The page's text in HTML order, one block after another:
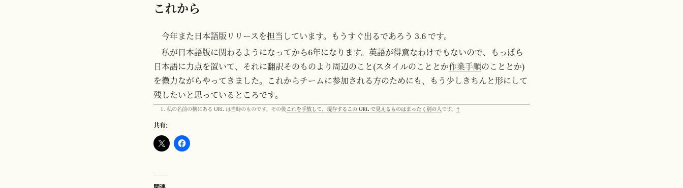
これから
今年また日本語版リリースを担当しています。もうすぐ出るであろう 3.6 です。
私が日本語版に関わるようになってから6年になります。英語が得意なわけでもないので、もっぱら
日本語に力点を置いて、それに翻訳そのものより周辺のこと(スタイルのこととか作業手順のこととか)
を微力ながらやってきました。これからチームに参加される方のためにも、もう少しきちんと形にして
残したいと思っているところです。
私の名前の横にある URL は当時のものです。その後これを手放して、現存するこの URL で見えるものはまったく別の人です。 ↑
共有: